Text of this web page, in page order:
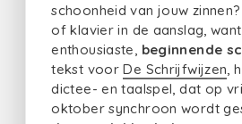
schoonheid van jouw
of klavier in de aanslag,
enthousiaste, beginnende
tekst voorDe Schrijfwijzen,
dictee- en taalspel, dat op
oktober synchroon wordt